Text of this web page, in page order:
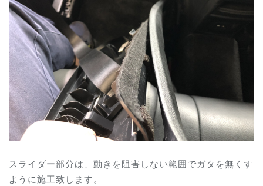
スライダー部分は、動きを阻害しない範囲でガタを無くす
ように施工致します。